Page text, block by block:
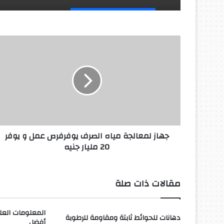
ل
ه
ا
ص
جهاز لمعالجة مياه الصرف يوفرفرص عمل و يوفر
20 مليار جنيه
مقالات ذات صلة
دهانات للحوائط ثابتة ومقاومة للرطوبة المعلومات